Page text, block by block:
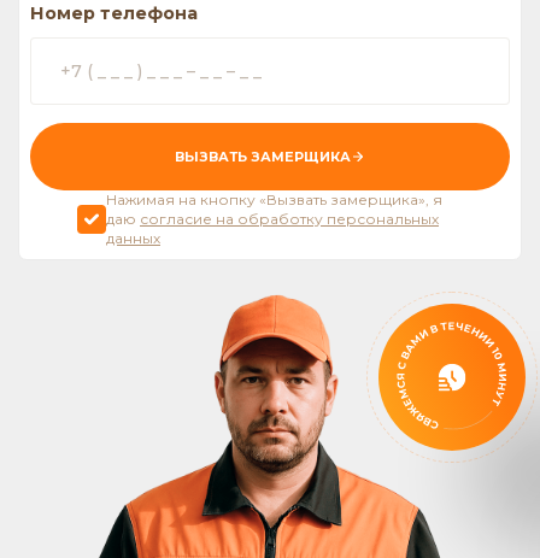
Номер телефона
ВЫЗВАТЬ ЗАМЕРЩИКА
Нажимая на кнопку «Вызвать замерщика», я
даю согласие на обработку персональных
данных